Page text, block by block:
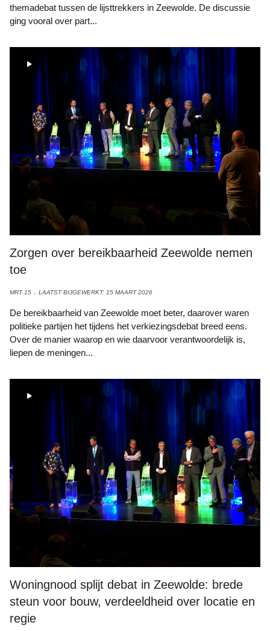
themadebat tussen de lijsttrekkers in Zeewolde. De discussie
ging vooral over part...
Zorgen over bereikbaarheid Zeewolde nemen
toe
MRT 15 LAATST BIJGEWERKT: 15 MAART 2026
De bereikbaarheid van Zeewolde moet beter, daarover waren
politieke partijen het tijdens het verkiezingsdebat breed eens.
Over de manier waarop en wie daarvoor verantwoordelijk is,
liepen de meningen...
Woningnood splijt debat in Zeewolde: brede
steun voor bouw, verdeeldheid over locatie en
regie